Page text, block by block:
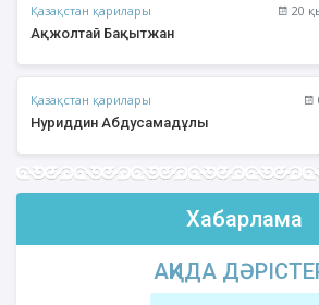
Қазақстан қарилары 20
Ақжолтай Бақытжан
Қазақстан қарилары
Нуриддин Абдусамадұлы
Хабарлама
АҚИДА